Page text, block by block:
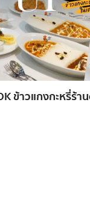
ข้าวแกงกะหรี่